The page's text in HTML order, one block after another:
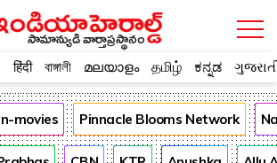
సామాన్యుడి వార్తాప్రస్థానం
हिंदी বাঙ্গালী മലയാളം தமிழ் ಕನ್ನಡ
movies Pinnacle Blooms Network